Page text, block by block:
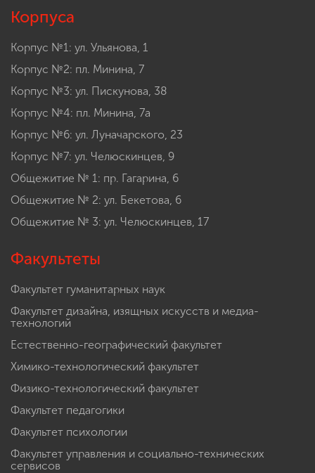
Корпуса
Корпус №1: ул. Ульянова, 1
Корпус №2: пл. Минина, 7
Корпус №3: ул. Пискунова, 38
Корпус №4: пл. Минина, 7а
Корпус №6: ул. Луначарского, 23
Корпус №7: ул. Челюскинцев, 9
Общежитие № 1: пр. Гагарина, 6
Общежитие № 2: ул. Бекетова, 6
Общежитие № 3: ул. Челюскинцев, 17
Факультеты
Факультет гуманитарных наук
Факультет дизайна, изящных искусств и медиа-
технологий
Естественно-географический факультет
Химико-технологический факультет
Физико-технологический факультет
Факультет педагогики
Факультет психологии
Факультет управления и социально-технических
сервисов